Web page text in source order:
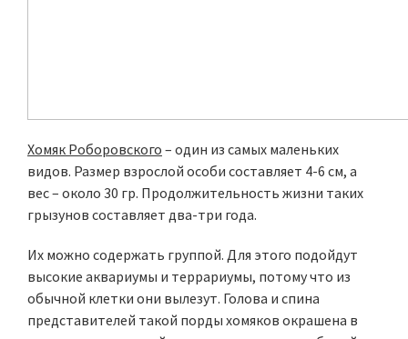
Хомяк Роборовского – один из самых маленьких
видов. Размер взрослой особи составляет 4-6 см, а
вес – около 30 гр. Продолжительность жизни таких
грызунов составляет два-три года.
Их можно содержать группой. Для этого подойдут
высокие аквариумы и террариумы, потому что из
обычной клетки они вылезут. Голова и спина
представителей такой порды хомяков окрашена в